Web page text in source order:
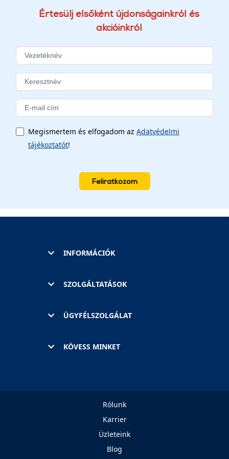
Értesülj elsőként újdonságainkról és
akcióinkról
Megismertem és elfogadom az Adatvédelmi
tájékoztatót!
Feliratkozom
INFORMÁCIÓK
SZOLGÁLTATÁSOK
ÜGYFÉLSZOLGÁLAT
KÖVESS MINKET
Rólunk
Karrier
Üzleteink
Blog